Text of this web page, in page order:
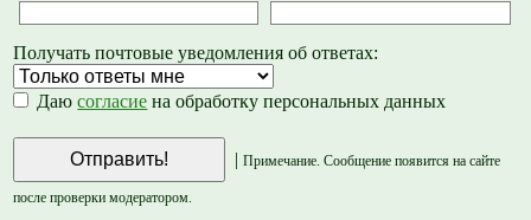
Получать почтовые уведомления об ответах:
Даюсогласие на обработку персональных данных
| Примечание. Сообщение появится на сайте
после проверки модератором.